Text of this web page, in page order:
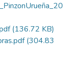
(136.72 KB)
(304.83